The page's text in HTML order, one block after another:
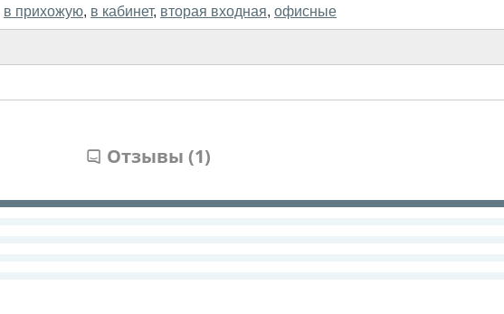
в прихожую, в кабинет, вторая входная, офисные
Отзывы (1)